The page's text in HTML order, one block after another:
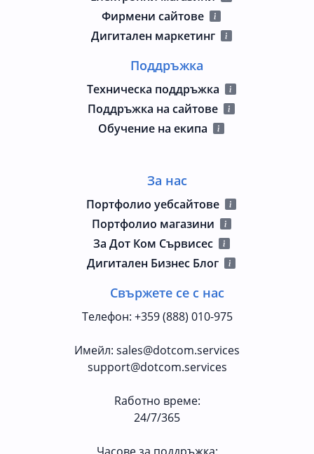
Фирмени сайтове
Дигитален маркетинг
Поддръжка
Техническа поддръжка
Поддръжка на сайтове
Обучение на екипа
За нас
Портфолио уебсайтове
Портфолио магазини
За Дот Ком Сървисес
Дигитален Бизнес Блог
Свържете се с нас
Телефон: +359 (888) 010-975
Имейл: sales@dotcom.services
support@dotcom.services
Rаботно време:
24/7/365